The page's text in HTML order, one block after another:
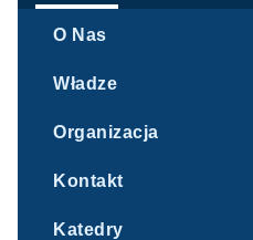
O Nas
Władze
Organizacja
Kontakt
Katedry